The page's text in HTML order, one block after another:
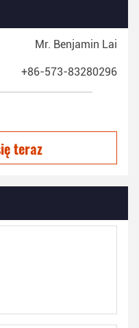
Mr. Benjamin Lai
+86-573-83280296
teraz